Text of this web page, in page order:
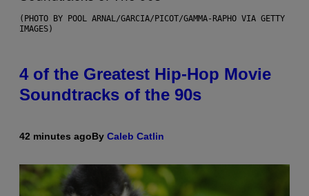
(PHOTO BY POOL ARNAL/GARCIA/PICOT/GAMMA-RAPHO VIA GETTY
IMAGES)
4 of the Greatest Hip-Hop Movie
Soundtracks of the 90s
42 minutes agoBy Caleb Catlin